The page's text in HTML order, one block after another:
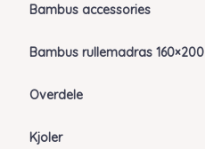
Bambus accessories
Bambus rullemadras 160×200
Overdele
Kjoler